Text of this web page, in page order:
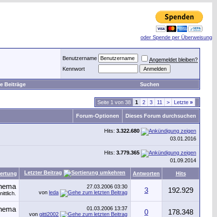
oder Spende per Überweisung
Benutzername
Angemeldet bleiben?
Kennwort
Beiträge Suchen
Seite 1 von 38 1 2 3 11 > Letzte »
Forum-Optionen Dieses Forum durchsuchen
Hits: 3.322.680
03.01.2016
Hits: 3.779.365
01.09.2014
Letzter Beitrag Antworten Hits
27.03.2006 03:30
von leda 3 192.929
01.03.2006 13:37
von gitti2002 0 178.348